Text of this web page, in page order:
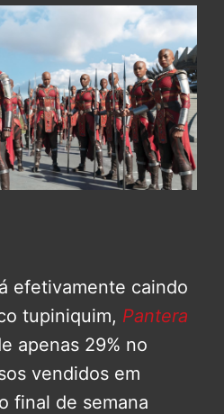
efetivamente caindo
tupiniquim, Pantera
apenas 29% no
vendidos em
final de semana